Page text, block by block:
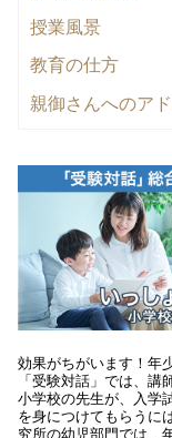
授業風景
教育の仕方
親御さんへのア
効果がちがいます！年
「受験対話」では、講
小学校の先生が、入学
を身につけてもらうに
究所の幼児部門では、